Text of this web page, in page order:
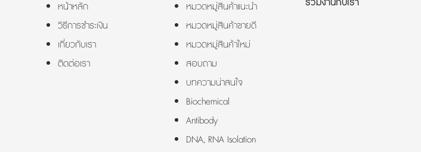
หน้าหลัก
วิธีการชำระเงิน
เกี่ยวกับเรา
ติดต่อเรา
หมวดหมู่สินค้าแนะนำ
หมวดหมู่สินค้าขายดี
หมวดหมู่สินค้าใหม่
สอบถาม
บทความน่าสนใจ
Biochemical
Antibody
DNA, RNA Isolation